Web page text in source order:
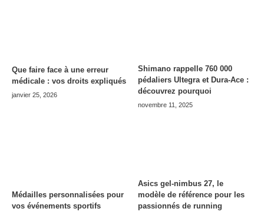
Que faire face à une erreur
médicale : vos droits expliqués
janvier 25, 2026
Shimano rappelle 760 000
pédaliers Ultegra et Dura-Ace :
découvrez pourquoi
novembre 11, 2025
Médailles personnalisées pour
vos événements sportifs
Asics gel-nimbus 27, le
modèle de référence pour les
passionnés de running